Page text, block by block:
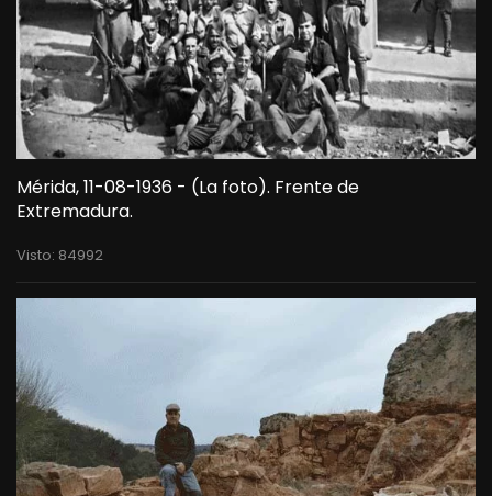
Mérida, 11-08-1936 - (La foto). Frente de
Extremadura.
Visto: 84992